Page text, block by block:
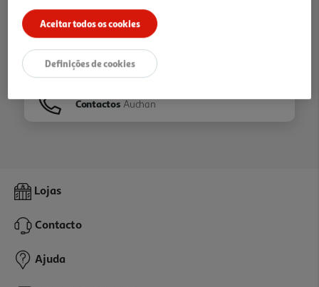
Ir para Homepage
Folhetos
Contactos Auchan
Lojas
Contacto
Ajuda
Aceitar todos os cookies
Definições de cookies